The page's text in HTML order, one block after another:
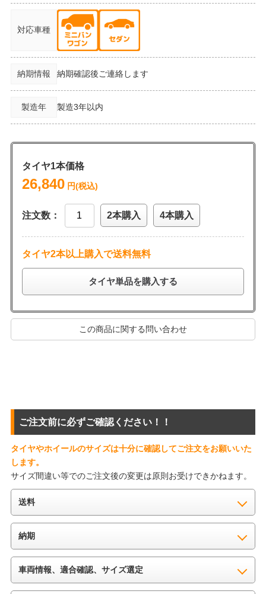
対応車種
納期情報 納期確認後ご連絡します
製造年 製造3年以内
タイヤ1本価格
26,840円(税込)
注文数： 2本購入 4本購入
タイヤ2本以上購入で送料無料
タイヤ単品を購入する
この商品に関する問い合わせ
ご注文前に必ずご確認ください！！
タイヤやホイールのサイズは十分に確認してご注文をお願いいた
します。
サイズ間違い等でのご注文後の変更は原則お受けできかねます。
送料
納期
車両情報、適合確認、サイズ選定